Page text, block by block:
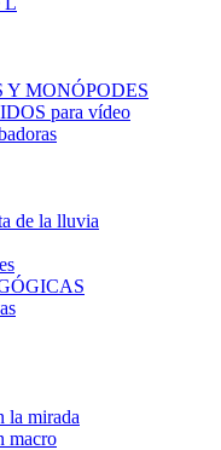
Y MONÓPODES
para vídeo
de la lluvia
la mirada
macro